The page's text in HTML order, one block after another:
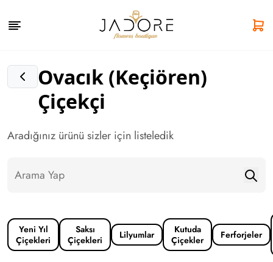
Ovacık (Keçiören)
Çiçekçi
Aradığınız ürünü sizler için listeledik
Yeni Yıl
Çiçekleri
Saksı
Çiçekleri
Lilyumlar
Kutuda
Çiçekler
Ferforjeler